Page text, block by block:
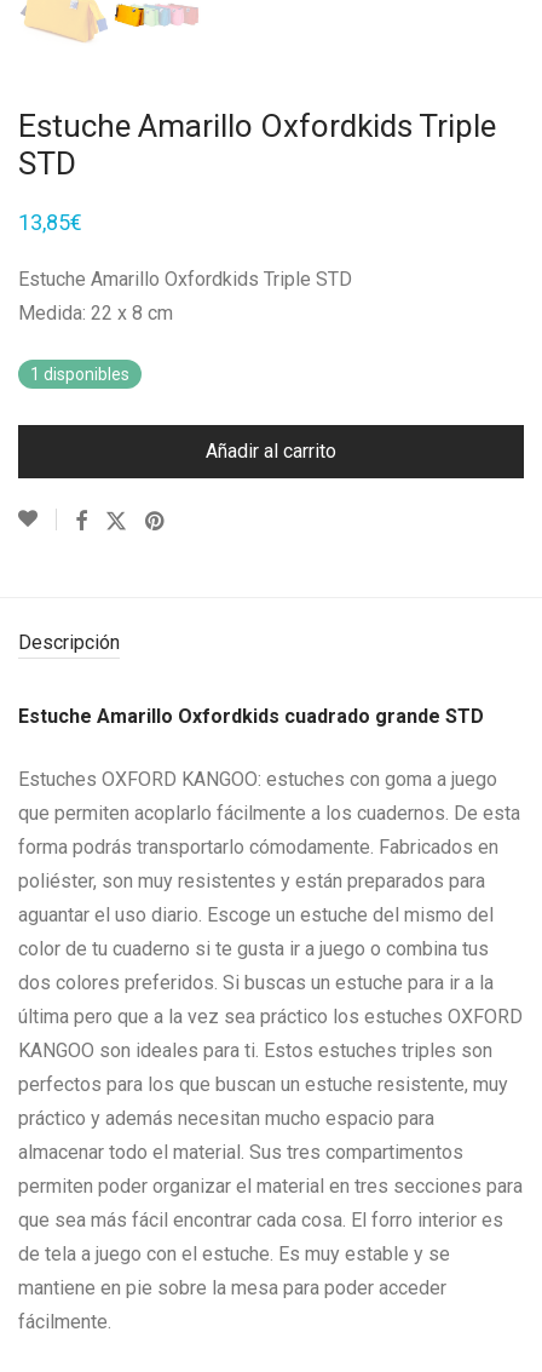
Estuche Amarillo Oxfordkids Triple
STD
13,85€
Estuche Amarillo Oxfordkids Triple STD
Medida: 22 x 8 cm
1 disponibles
Añadir al carrito
Descripción
Estuche Amarillo Oxfordkids cuadrado grande STD
Estuches OXFORD KANGOO: estuches con goma a juego
que permiten acoplarlo fácilmente a los cuadernos. De esta
forma podrás transportarlo cómodamente. Fabricados en
poliéster, son muy resistentes y están preparados para
aguantar el uso diario. Escoge un estuche del mismo del
color de tu cuaderno si te gusta ir a juego o combina tus
dos colores preferidos. Si buscas un estuche para ir a la
última pero que a la vez sea práctico los estuches OXFORD
KANGOO son ideales para ti. Estos estuches triples son
perfectos para los que buscan un estuche resistente, muy
práctico y además necesitan mucho espacio para
almacenar todo el material. Sus tres compartimentos
permiten poder organizar el material en tres secciones para
que sea más fácil encontrar cada cosa. El forro interior es
de tela a juego con el estuche. Es muy estable y se
mantiene en pie sobre la mesa para poder acceder
fácilmente.